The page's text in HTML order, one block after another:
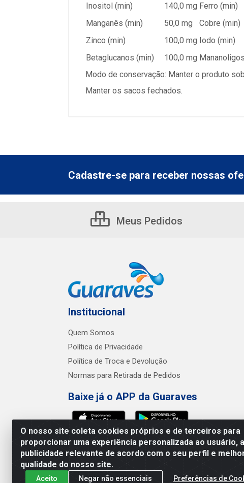
Inositol (min)
140,0 mg Ferro (min)
Manganês (min)
50,0 mg Cobre (min)
Zinco (min)
100,0 mg Iodo (min)
Betaglucanos (min)
100,0 mg
Modo de conservação: Manter o produto
Manter os sacos fechados.
O nosso site coleta cookies próprios e de terceiros para
proporcionar uma experiência personalizada ao usuário,
publicidade relevante de acordo com o seu perfil e
qualidade do nosso site.
Aceito Negar não essenciais Preferências de
Cadastre-se para receber nossas
Meus Pedidos
Institucional
Quem Somos
Política de Privacidade
Política de Troca e Devolução
Normas para Retirada de Pedidos
Baixe já o APP da Guaraves
Guaraves - PB 075